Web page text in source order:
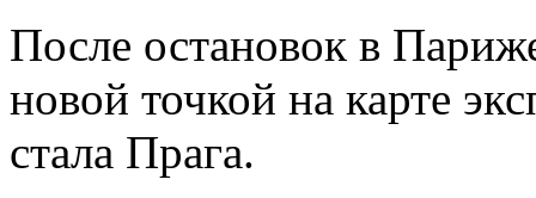
После остановок в
новой точкой на карте
стала Прага.